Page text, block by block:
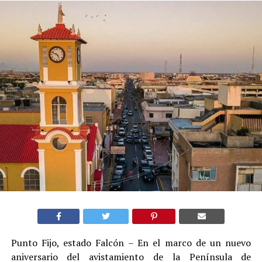
Punto Fijo, estado Falcón – En el marco de un nuevo
aniversario del avistamiento de la Península de